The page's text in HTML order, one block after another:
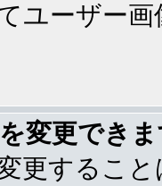
ユーザー
変更でき
更するこ